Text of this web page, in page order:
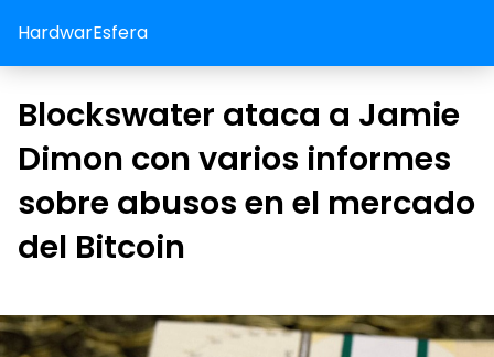
HardwarEsfera
Blockswater ataca a Jamie
Dimon con varios informes
sobre abusos en el mercado
del Bitcoin